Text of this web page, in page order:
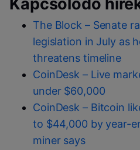
The Block – Senate
legislation in July as
threatens timeline
CoinDesk – Live
under $60,000
CoinDesk – Bitcoin
to $44,000 by year-
miner says